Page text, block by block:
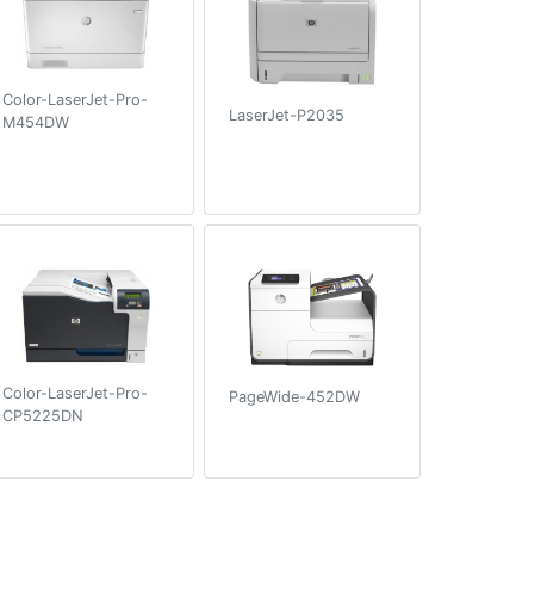
Color-LaserJet-Pro-
M454DW
LaserJet-P2035
Color-LaserJet-Pro-
CP5225DN
PageWide-452DW